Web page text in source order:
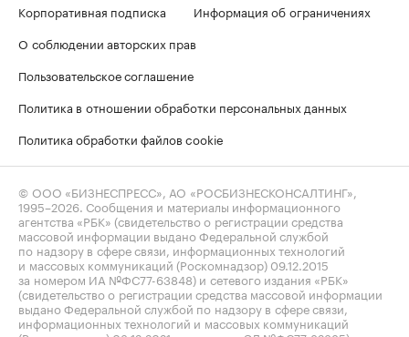
Корпоративная подписка
Информация об ограничениях
О соблюдении авторских прав
Пользовательское соглашение
Политика в отношении обработки персональных данных
Политика обработки файлов cookie
© ООО «БИЗНЕСПРЕСС», АО «РОСБИЗНЕСКОНСАЛТИНГ»,
1995–2026 . Сообщения и материалы информационного
агентства «РБК» (свидетельство о регистрации средства
массовой информации выдано Федеральной службой
по надзору в сфере связи, информационных технологий
и массовых коммуникаций (Роскомнадзор) 09.12.2015
за номером ИА №ФС77-63848) и сетевого издания «РБК»
(свидетельство о регистрации средства массовой информации
выдано Федеральной службой по надзору в сфере связи,
информационных технологий и массовых коммуникаций